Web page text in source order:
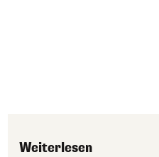
Weiterlesen